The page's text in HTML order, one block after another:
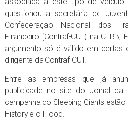
associada a este tipo de veículo
questionou a secretária de
Confederação Nacional dos
Financeiro (Contraf-CUT) na CEBB,
argumento só é válido em certas
dirigente da Contraf-CUT.
Entre as empresas que já
publicidade no site do Jornal da
campanha do Sleeping Giants estão
History e o IFood.